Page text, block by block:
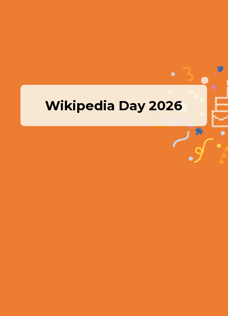
Wikipedia Day 2026